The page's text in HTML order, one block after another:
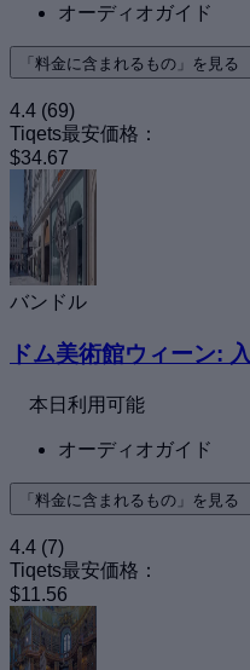
オーディオガイド
「料金に含まれるもの」を見る
4.4 (69)
Tiqets最安価格：
$34.67
バンドル
ドム美術館ウィーン:
本日利用可能
オーディオガイド
「料金に含まれるもの」を見る
4.4 (7)
Tiqets最安価格：
$11.56